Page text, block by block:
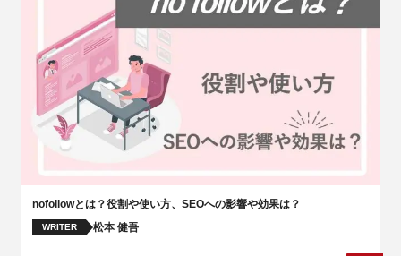
nofollowとは？役割や使い方、SEOへの影響や効果は？
WRITER 松本 健吾